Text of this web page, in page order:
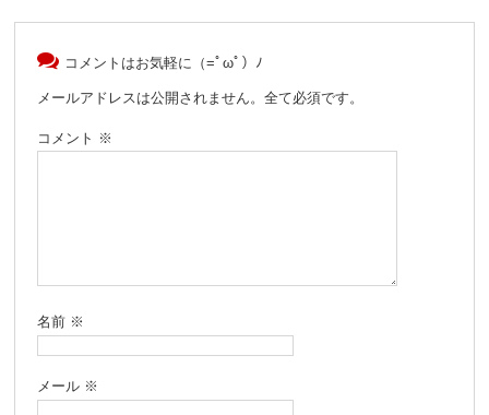
コメントはお気軽に（=ﾟωﾟ）ﾉ
メールアドレスは公開されません。全て必須です。
コメント ※
名前 ※
メール ※